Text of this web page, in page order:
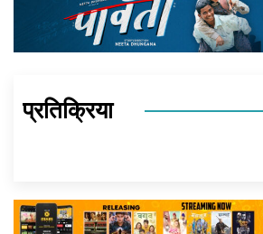
प्रतिक्रिया